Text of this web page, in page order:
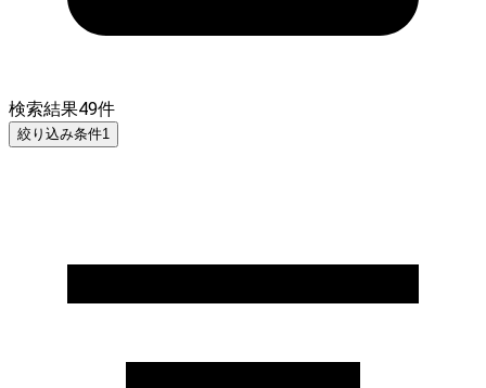
検索結果49件
絞り込み条件1